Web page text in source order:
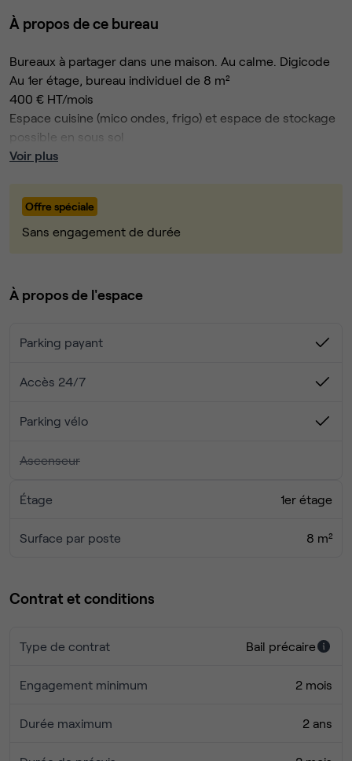
À propos de ce bureau
Bureaux à partager dans une maison. Au calme. Digicode
Au 1er étage, bureau individuel de 8 m²
400 € HT/mois
Espace cuisine (mico ondes, frigo) et espace de stockage
possible en sous sol
Restaurants / boulangerie / pizza / chinois / hamburger à
Photos non contractuelles
Bus: réseau Phébus Ligne A
Voir plus
Offre spéciale
Sans engagement de durée
À propos de l'espace
Parking payant
Accès 24/7
Parking vélo
Ascenseur
Étage 1er étage
Surface par poste 8 m²
Contrat et conditions
Type de contrat Bail précaire
Engagement minimum 2 mois
Durée maximum 2 ans